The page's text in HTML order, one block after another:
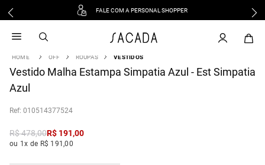
FALE COM A PERSONAL SHOPPER
OFF ROUPAS VESTIDOS
Vestido Malha Estampa Simpatia Azul - Est Simpatia
Azul
: 010514377524
R$478,00R$ 191,00
ou 1x de R$ 191,00
vestido
º calca
º macacão
º saia